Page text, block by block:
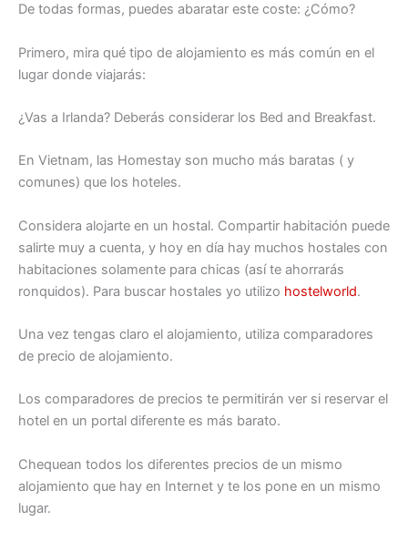
De todas formas, puedes abaratar este coste: ¿Cómo?
Primero, mira qué tipo de alojamiento es más común en el
lugar donde viajarás:
¿Vas a Irlanda? Deberás considerar los Bed and Breakfast.
En Vietnam, las Homestay son mucho más baratas ( y
comunes) que los hoteles.
Considera alojarte en un hostal. Compartir habitación puede
salirte muy a cuenta, y hoy en día hay muchos hostales con
habitaciones solamente para chicas (así te ahorrarás
ronquidos). Para buscar hostales yo utilizo hostelworld.
Una vez tengas claro el alojamiento, utiliza comparadores
de precio de alojamiento.
Los comparadores de precios te permitirán ver si reservar el
hotel en un portal diferente es más barato.
Chequean todos los diferentes precios de un mismo
alojamiento que hay en Internet y te los pone en un mismo
lugar.